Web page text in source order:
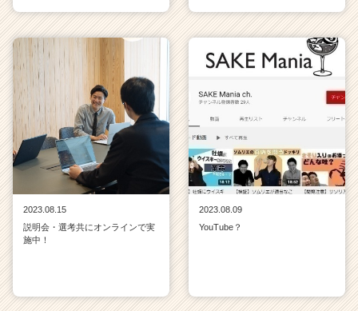
2023.08.15
説明会・選考共にオンラインで実
施中！
2023.08.09
YouTube？